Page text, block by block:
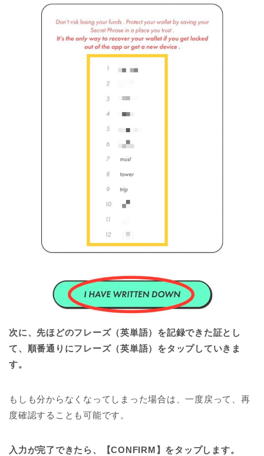
次に、先ほどのフレーズ（英単語）を記録できた証とし
て、順番通りにフレーズ（英単語）をタップしていきま
す。
もしも分からなくなってしまった場合は、一度戻って、再
度確認することも可能です。
入力が完了できたら、【CONFIRM】をタップします。